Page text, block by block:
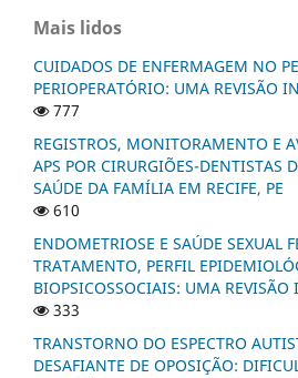
Mais lidos
CUIDADOS DE ENFERMAGEM NO
PERIOPERATÓRIO: UMA REVISÃO
777
REGISTROS, MONITORAMENTO E
APS POR CIRURGIÕES-DENTISTAS
SAÚDE DA FAMÍLIA EM RECIFE, PE
610
ENDOMETRIOSE E SAÚDE SEXUAL
TRATAMENTO, PERFIL
BIOPSICOSSOCIAIS: UMA REVISÃO
333
TRANSTORNO DO ESPECTRO
DESAFIANTE DE OPOSIÇÃO: